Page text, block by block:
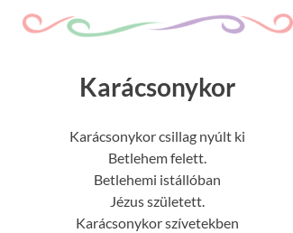
Karácsonykor
Karácsonykor csillag nyúlt ki
Betlehem felett.
Betlehemi istállóban
Jézus született.
Karácsonykor szívetekben